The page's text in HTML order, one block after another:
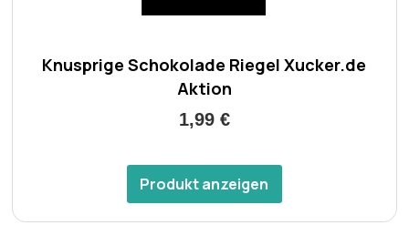
Knusprige Schokolade Riegel Xucker.de
Aktion
1,99 €
Produkt anzeigen